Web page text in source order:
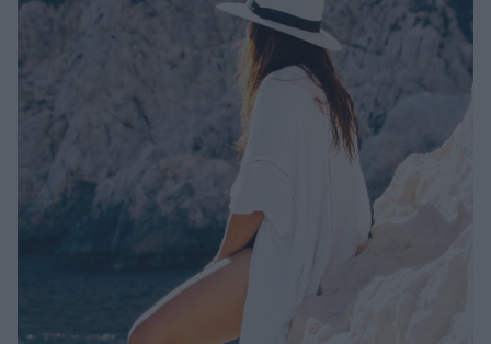
Well being
Ψυχολογία
Υγεία + Διατροφή
Σχέσεις & Σεξ
Woman Power